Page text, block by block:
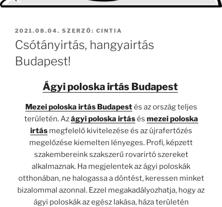
BEKÜLDVE:
2021.08.04. SZERZŐ: CINTIA
Csótányirtás, hangyairtás
Budapest!
Ágyi poloska irtás Budapest
Mezei poloska irtás Budapestés az ország teljes
területén. Azágyi poloska irtásés mezei poloska
irtás megfelelő kivitelezése és az újrafertőzés
megelőzése kiemelten lényeges. Profi, képzett
szakembereink szakszerű rovarirtó szereket
alkalmaznak. Ha megjelentek az ágyi poloskák
otthonában, ne halogassa a döntést, keressen minket
bizalommal azonnal. Ezzel megakadályozhatja, hogy az
ágyi poloskák az egész lakása, háza területén